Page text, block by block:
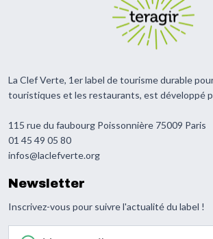
La Clef Verte, 1er label de tourisme durable
touristiques et les restaurants, est développé
115 rue du faubourg Poissonnière 75009 Paris
01 45 49 05 80
infos@laclefverte.org
Newsletter
Inscrivez-vous pour suivre l'actualité du label !